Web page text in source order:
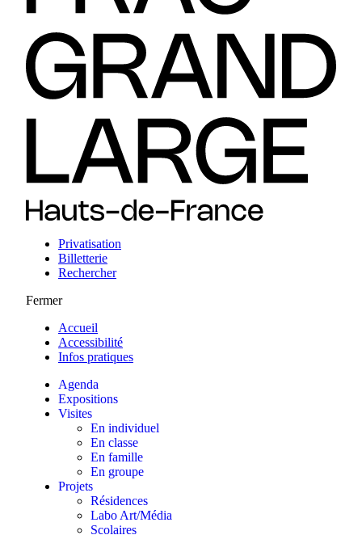
Privatisation
Billetterie
Rechercher
Fermer
Accueil
Accessibilité
Infos pratiques
Agenda
Expositions
Visites
En individuel
En classe
En famille
En groupe
Projets
Résidences
Labo Art/Média
Scolaires